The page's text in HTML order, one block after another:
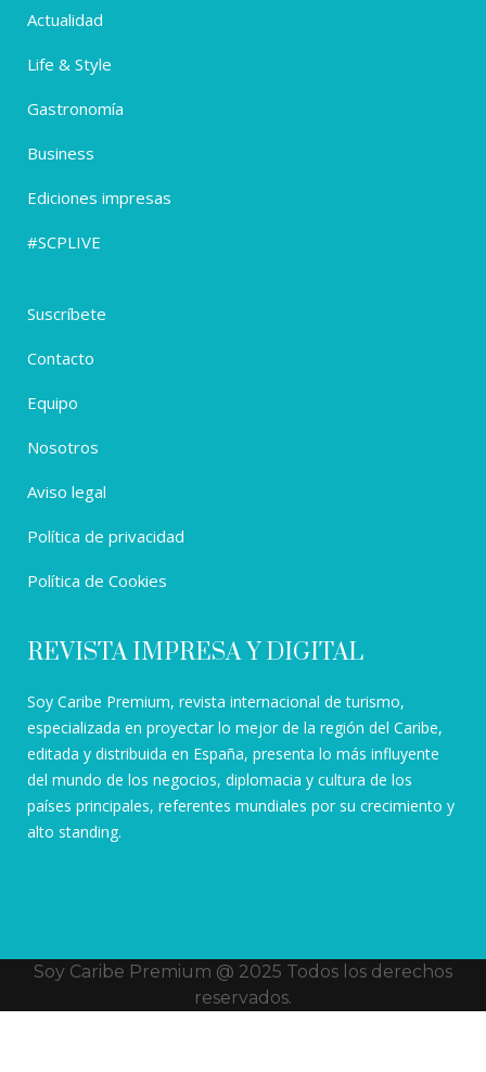
Actualidad
Life & Style
Gastronomía
Business
Ediciones impresas
#SCPLIVE
Suscríbete
Contacto
Equipo
Nosotros
Aviso legal
Política de privacidad
Política de Cookies
REVISTA IMPRESA Y DIGITAL
Soy Caribe Premium, revista internacional de turismo,
especializada en proyectar lo mejor de la región del Caribe,
editada y distribuida en España, presenta lo más influyente
del mundo de los negocios, diplomacia y cultura de los
países principales, referentes mundiales por su crecimiento y
alto standing.
Soy Caribe Premium @ 2025 Todos los derechos
reservados.